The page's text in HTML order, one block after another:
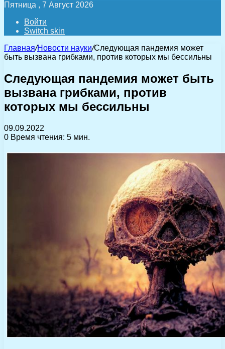
Пятница , 7 Август 2026
Войти
Switch skin
Главная/Новости науки/Следующая пандемия может
быть вызвана грибками, против которых мы бессильны
Следующая пандемия может быть
вызвана грибками, против
которых мы бессильны
09.09.2022
0 Время чтения: 5 мин.